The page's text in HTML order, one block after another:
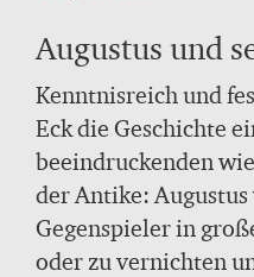
Augustus und
Kenntnisreich und
Eck die Geschichte
beeindruckenden
der Antike: Augustus
Gegenspieler in
oder zu vernichten